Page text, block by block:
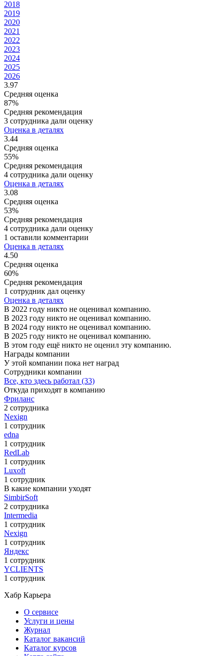
2018
2019
2020
2021
2022
2023
2024
2025
2026
3.97
Средняя оценка
87%
Средняя рекомендация
3 сотрудника дали оценку
Оценка в деталях
3.44
Средняя оценка
55%
Средняя рекомендация
4 сотрудника дали оценку
Оценка в деталях
3.08
Средняя оценка
53%
Средняя рекомендация
4 сотрудника дали оценку
1 оставили комментарии
Оценка в деталях
4.50
Средняя оценка
60%
Средняя рекомендация
1 сотрудник дал оценку
Оценка в деталях
В 2022 году никто не оценивал компанию.
В 2023 году никто не оценивал компанию.
В 2024 году никто не оценивал компанию.
В 2025 году никто не оценивал компанию.
В этом году ещё никто не оценил эту компанию.
Награды компании
У этой компании пока нет наград
Сотрудники компании
Все, кто здесь работал (33)
Откуда приходят в компанию
Фриланс
2 сотрудника
Nexign
1 сотрудник
edna
1 сотрудник
RedLab
1 сотрудник
Luxoft
1 сотрудник
В какие компании уходят
SimbirSoft
2 сотрудника
Intermedia
1 сотрудник
Nexign
1 сотрудник
Яндекс
1 сотрудник
YCLIENTS
1 сотрудник
Хабр Карьера
О сервисе
Услуги и цены
Журнал
Каталог вакансий
Каталог курсов